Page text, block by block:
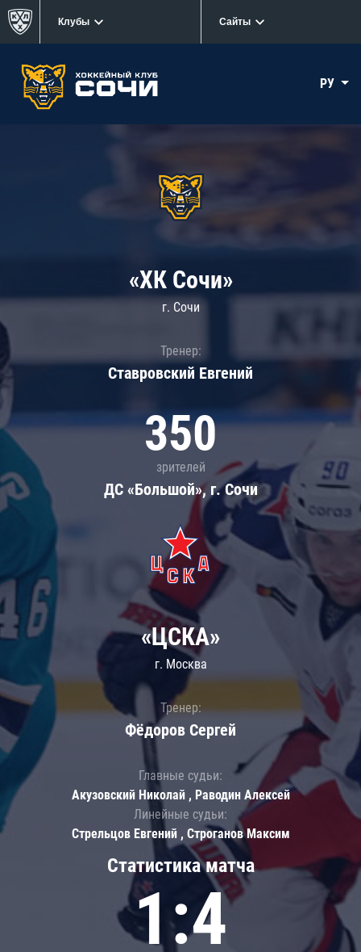
Клубы Сайты
РУ
«ХК Сочи»
г. Сочи
Тренер:
Ставровский Евгений
350
зрителей
ДС «Большой», г. Сочи
Статистика матча
1:4
«ЦСКА»
г. Москва
Тренер:
Фёдоров Сергей
Главные судьи:
Акузовский Николай , Раводин Алексей
Линейные судьи:
Стрельцов Евгений , Строганов Максим